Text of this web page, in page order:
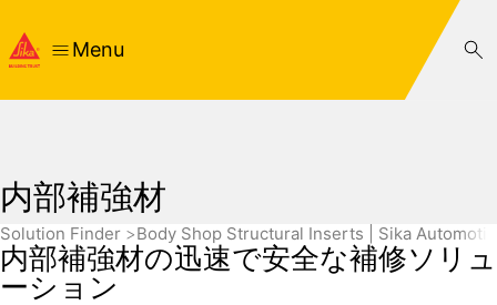
Menu
内部補強材
Solution Finder Body Shop Structural Inserts | Sika
内部補強材の迅速で安全な補修ソリュ
ーション